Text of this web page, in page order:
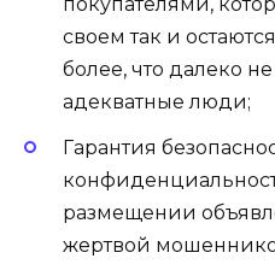
своем так и
более, что далеко
адекватные люди;
Гарантия
размещении
жертвой